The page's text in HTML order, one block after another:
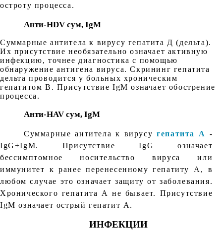
остроту процесса.
Анти-HDV сум, IgM
Суммарные антитела к вирусу гепатита Д (дельта).
Их присутствие необязательно означает активную
инфекцию, точнее диагностика с помощью
обнаружение антигена вируса. Скрининг гепатита
дельта проводится у больных хроническим
гепатитом В. Присутствие IgM означает обострение
процесса.
Анти-HAV сум, IgM
Суммарные антитела к вирусугепатита А
-
IgG+IgM. Присутствие IgG означает
бессимптомное носительство вируса или
иммунитет к ранее перенесенному гепатиту А, в
любом случае это означает защиту от заболевания.
Хронического гепатита А не бывает. Присутствие
IgM означает острый гепатит А.
ИНФЕКЦИИ